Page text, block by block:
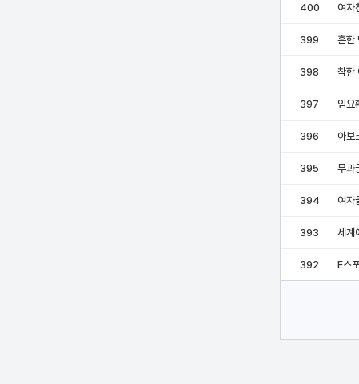
400 여자
399 흔한
398 착한
397 임요
396 아보
395 무과
394 여자
393 세계
392 E스